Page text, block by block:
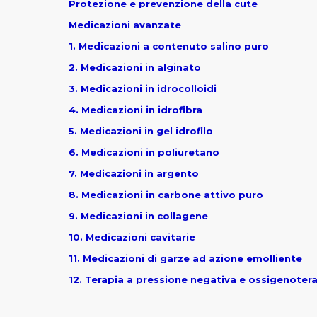
Protezione e prevenzione della cute
Medicazioni avanzate
1. Medicazioni a contenuto salino puro
2. Medicazioni in alginato
3. Medicazioni in idrocolloidi
4. Medicazioni in idrofibra
5. Medicazioni in gel idrofilo
6. Medicazioni in poliuretano
7. Medicazioni in argento
8. Medicazioni in carbone attivo puro
9. Medicazioni in collagene
10. Medicazioni cavitarie
11. Medicazioni di garze ad azione emolliente
12. Terapia a pressione negativa e